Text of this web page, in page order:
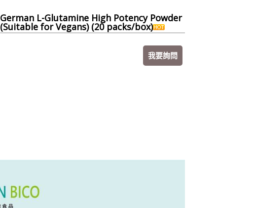
German L-Glutamine High Potency Powder
(Suitable for Vegans) (20 packs/box)
我要詢問